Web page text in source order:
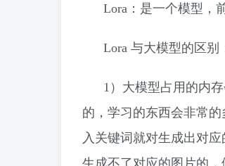
Lora：是一个模型，
Lora 与大模型的区别
1）大模型占用的内
的，学习的东西会非常
入关键词就对生成出对
生成不了对应的图片的